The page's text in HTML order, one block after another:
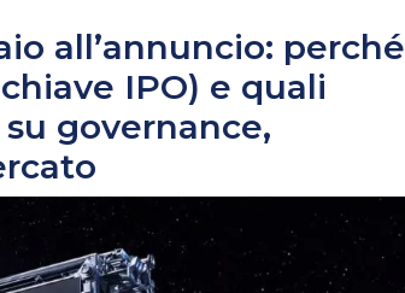
all’annuncio: perché
IPO) e quali
governance,